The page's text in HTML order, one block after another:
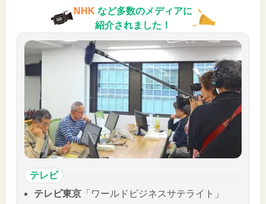
NHK など多数のメディアに
紹介されました！
テレビ
テレビ東京 「ワールドビジネスサテライト」